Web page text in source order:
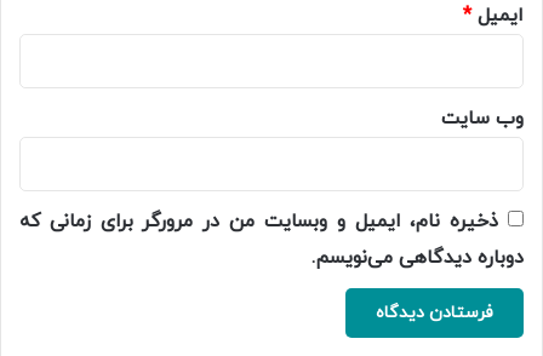
ایمیل*
وب‌ سایت
ذخیره نام، ایمیل و وبسایت من در مرورگر برای زمانی که
دوباره دیدگاهی می‌نویسم.